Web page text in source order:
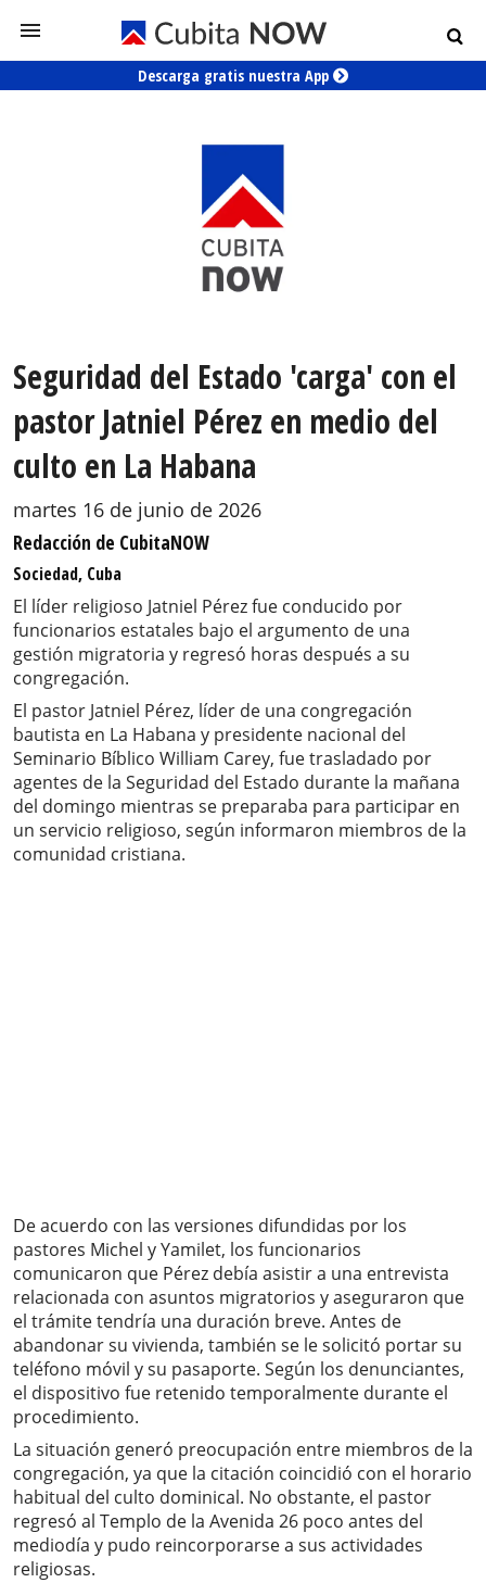
Descarga gratis nuestra App
Seguridad del Estado 'carga' con el
pastor Jatniel Pérez en medio del
culto en La Habana
martes 16 de junio de 2026
Redacción de CubitaNOW
Sociedad, Cuba
El líder religioso Jatniel Pérez fue conducido por
funcionarios estatales bajo el argumento de una
gestión migratoria y regresó horas después a su
congregación.
El pastor Jatniel Pérez, líder de una congregación
bautista en La Habana y presidente nacional del
Seminario Bíblico William Carey, fue trasladado por
agentes de la Seguridad del Estado durante la mañana
del domingo mientras se preparaba para participar en
un servicio religioso, según informaron miembros de la
comunidad cristiana.
De acuerdo con las versiones difundidas por los
pastores Michel y Yamilet, los funcionarios
comunicaron que Pérez debía asistir a una entrevista
relacionada con asuntos migratorios y aseguraron que
el trámite tendría una duración breve. Antes de
abandonar su vivienda, también se le solicitó portar su
teléfono móvil y su pasaporte. Según los denunciantes,
el dispositivo fue retenido temporalmente durante el
procedimiento.
La situación generó preocupación entre miembros de la
congregación, ya que la citación coincidió con el horario
habitual del culto dominical. No obstante, el pastor
regresó al Templo de la Avenida 26 poco antes del
mediodía y pudo reincorporarse a sus actividades
religiosas.